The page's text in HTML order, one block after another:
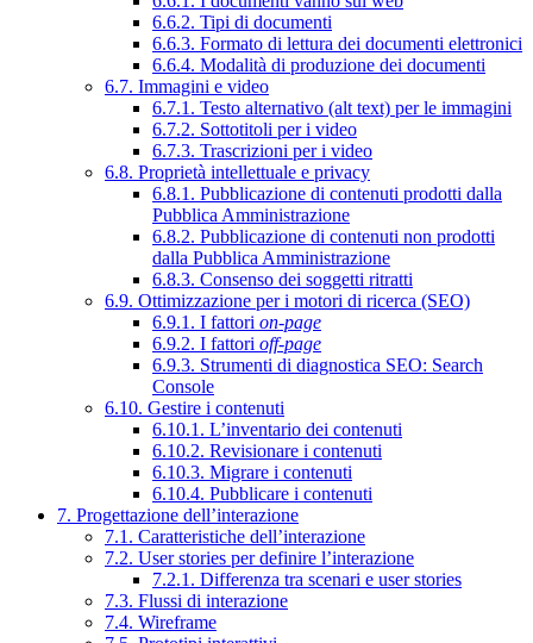
6.6.2. Tipi di documenti
6.6.3. Formato di lettura dei documenti elettronici
6.6.4. Modalità di produzione dei documenti
6.7. Immagini e video
6.7.1. Testo alternativo (alt text) per le immagini
6.7.2. Sottotitoli per i video
6.7.3. Trascrizioni per i video
6.8. Proprietà intellettuale e privacy
6.8.1. Pubblicazione di contenuti prodotti dalla
Pubblica Amministrazione
6.8.2. Pubblicazione di contenuti non prodotti
dalla Pubblica Amministrazione
6.8.3. Consenso dei soggetti ritratti
6.9. Ottimizzazione per i motori di ricerca (SEO)
6.9.1. I fattori on-page
6.9.2. I fattori off-page
6.9.3. Strumenti di diagnostica SEO: Search
Console
6.10. Gestire i contenuti
6.10.1. L’inventario dei contenuti
6.10.2. Revisionare i contenuti
6.10.3. Migrare i contenuti
6.10.4. Pubblicare i contenuti
7. Progettazione dell’interazione
7.1. Caratteristiche dell’interazione
7.2. User stories per definire l’interazione
7.2.1. Differenza tra scenari e user stories
7.3. Flussi di interazione
7.4. Wireframe